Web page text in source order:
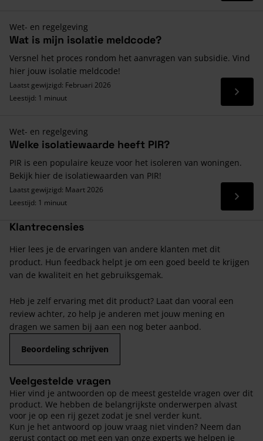
Wet- en regelgeving
Wat is mijn isolatie meldcode?
Versnel het proces rondom het aanvragen van subsidie. Vind
hier jouw isolatie meldcode!
Laatst gewijzigd: Februari 2026
Leestijd: 1 minuut
Lees
Wet- en regelgeving
Welke isolatiewaarde heeft PIR?
PIR is een populaire keuze voor het isoleren van woningen.
Bekijk hier de isolatiewaarden van PIR!
Laatst gewijzigd: Maart 2026
Leestijd: 1 minuut
Lees
Klantrecensies
Hier lees je de ervaringen van andere klanten met dit
product. Hun feedback helpt je om een goed beeld te krijgen
van de kwaliteit en het gebruiksgemak.
Heb je zelf ervaring met dit product? Laat dan vooral een
review achter, zo help je anderen met jouw mening en
dragen we samen bij aan een nog beter aanbod.
Beoordeling schrijven
Veelgestelde vragen
Hier vind je antwoorden op de meest gestelde vragen over dit
product. We hebben de belangrijkste onderwerpen alvast
voor je op een rij gezet zodat je snel verder kunt.
Kun je het antwoord op jouw vraag niet vinden? Neem dan
gerust contact op met een van onze experts we helpen je